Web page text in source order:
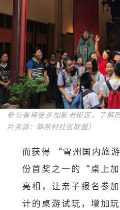
参与者将徒步加影老街区，了解
片来源：新新村社区联盟）
而获得 “雪州国内旅
份首奖之一的“桌上
亮相，让亲子报名参
计的桌游试玩，增加